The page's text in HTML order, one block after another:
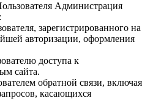
Администрация
зарегистрированного на
авторизации, оформления
доступа к
сайта.
обратной связи, включая
касающихся